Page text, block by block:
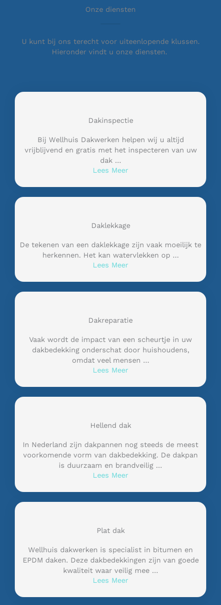
Onze diensten
U kunt bij ons terecht voor uiteenlopende klussen.
Hieronder vindt u onze diensten.
Dakinspectie
Bij Wellhuis Dakwerken helpen wij u altijd
vrijblijvend en gratis met het inspecteren van uw
dak …
Lees Meer
Daklekkage
De tekenen van een daklekkage zijn vaak moeilijk te
herkennen. Het kan watervlekken op …
Lees Meer
Dakreparatie
Vaak wordt de impact van een scheurtje in uw
dakbedekking onderschat door huishoudens,
omdat veel mensen …
Lees Meer
Hellend dak
In Nederland zijn dakpannen nog steeds de meest
voorkomende vorm van dakbedekking. De dakpan
is duurzaam en brandveilig …
Lees Meer
Plat dak
Wellhuis dakwerken is specialist in bitumen en
EPDM daken. Deze dakbedekkingen zijn van goede
kwaliteit waar veilig mee …
Lees Meer